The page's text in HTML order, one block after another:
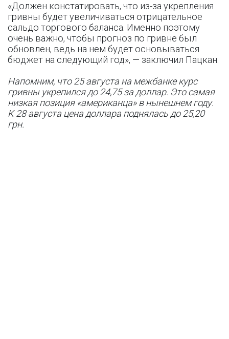
«Должен констатировать, что из-за укрепления
гривны будет увеличиваться отрицательное
сальдо торгового баланса. Именно поэтому
очень важно, чтобы прогноз по гривне был
обновлен, ведь на нем будет основываться
бюджет на следующий год», — заключил Пацкан.
Напомним, что 25 августа на межбанке курс
гривны укрепился до 24,75 за доллар. Это самая
низкая позиция «американца» в нынешнем году.
К 28 августа цена доллара поднялась до 25,20
грн.